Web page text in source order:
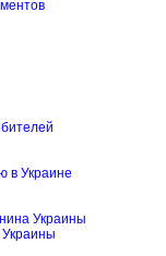
в Украине
Украины